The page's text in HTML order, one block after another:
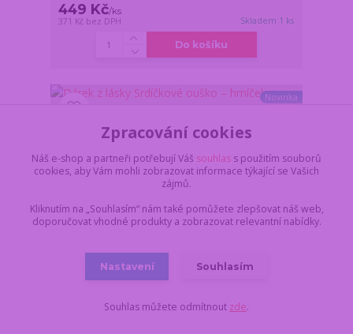
449 Kč/ks
371 Kč bez DPH Skladem 1 ks
Do košíku
Novinka
Zpracování cookies
Náš e-shop a partneři potřebují Váš souhlas s použitím souborů
cookies, aby Vám mohli zobrazovat informace týkající se Vašich
zájmů.
Kliknutím na „Souhlasím“ nám také pomůžete zlepšovat náš web,
doporučovat vhodné produkty a zobrazovat relevantní nabídky.
Nastavení Souhlasím
Souhlas můžete odmítnout zde.